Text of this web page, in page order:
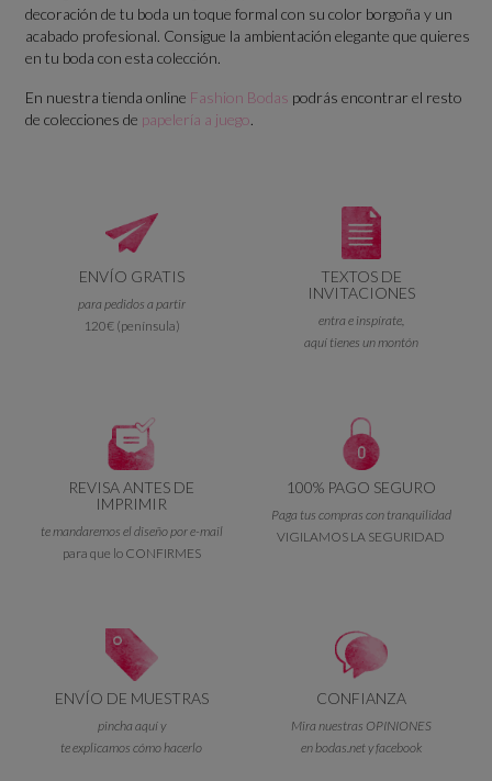
decoración de tu boda un toque formal con su color borgoña y un
acabado profesional. Consigue la ambientación elegante que quieres
en tu boda con esta colección.
En nuestra tienda online Fashion Bodas podrás encontrar el resto
de colecciones de papelería a juego.
ENVÍO GRATIS
para pedidos a partir
120€ (península)
TEXTOS DE
INVITACIONES
entra e inspírate,
aquí tienes un montón
REVISA ANTES DE
IMPRIMIR
te mandaremos el diseño por e-mail
para que lo CONFIRMES
100% PAGO SEGURO
Paga tus compras con tranquilidad
VIGILAMOS LA SEGURIDAD
ENVÍO DE MUESTRAS
pincha aquí y
te explicamos cómo hacerlo
CONFIANZA
Mira nuestras OPINIONES
en bodas.net y facebook